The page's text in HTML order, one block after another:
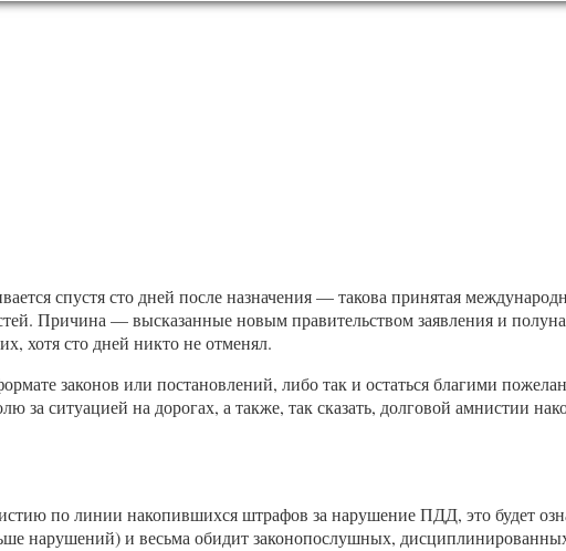
спустя сто дней после назначения — такова принятая
Причина — высказанные новым правительством заявления и
хотя сто дней никто не отменял.
законов или постановлений, либо так и остаться благими
за ситуацией на дорогах, а также, так сказать, долговой амнистии
по линии накопившихся штрафов за нарушение ПДД, это будет
нарушений) и весьма обидит законопослушных,